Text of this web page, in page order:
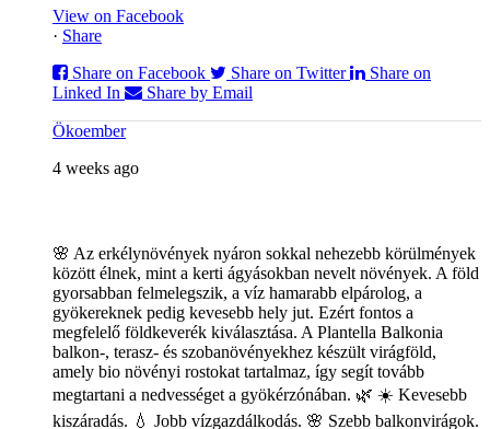
View on Facebook
· Share
Share on Facebook
Share on Twitter
Share on
Linked In
Share by Email
Ökoember
4 weeks ago
🌸 Az erkélynövények nyáron sokkal nehezebb körülmények
között élnek, mint a kerti ágyásokban nevelt növények. A föld
gyorsabban felmelegszik, a víz hamarabb elpárolog, a
gyökereknek pedig kevesebb hely jut. Ezért fontos a
megfelelő földkeverék kiválasztása. A Plantella Balkonia
balkon-, terasz- és szobanövényekhez készült virágföld,
amely bio növényi rostokat tartalmaz, így segít tovább
megtartani a nedvességet a gyökérzónában. 🌿 ☀️ Kevesebb
kiszáradás. 💧 Jobb vízgazdálkodás. 🌸 Szebb balkonvirágok.